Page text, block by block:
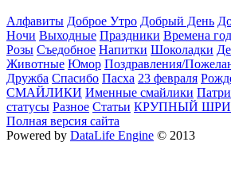
Алфавиты Доброе Утро Добрый День
Ночи Выходные Праздники Времена
Розы Съедобное Напитки Шоколадки
Животные Юмор Поздравления/
Дружба Спасибо Пасха 23 февраля
СМАЙЛИКИ Именные смайлики
статусы Разное Cтатьи КРУПНЫЙ
Полная версия сайта
Powered by DataLife Engine © 2013